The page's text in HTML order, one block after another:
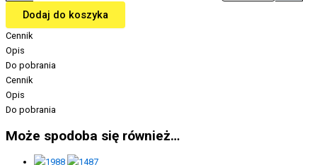
Dodaj do koszyka
Cennik
Opis
Do pobrania
Cennik
Opis
Do pobrania
Może spodoba się również…